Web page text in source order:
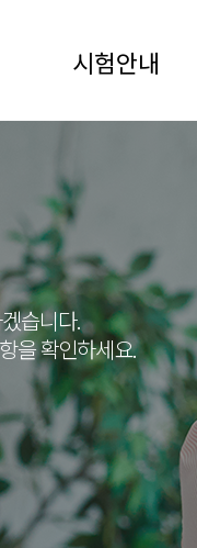
시험안내
습니다.
을 확인하세요.